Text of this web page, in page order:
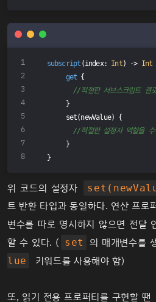
subscript (index: Int) -> Int
get {
//적절한 서브스크립트 결
     }
     set(newValue) {
//적절한 설정자 역할을 수
     }
}
위 코드의 설정자
트 반환 타입과 동일하다. 연산 프로
변수를 따로 명시하지 않으면 전달
할 수 있다. ( set 의 매개변수를
lue
키워드를 사용해야 함)
또, 읽기 전용 프로퍼티를 구현할 땐